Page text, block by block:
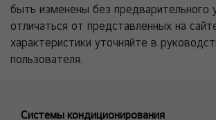
быть изменены без предварительного
отличаться от представленных на
характеристики уточняйте в
пользователя.
Системы кондиционирования